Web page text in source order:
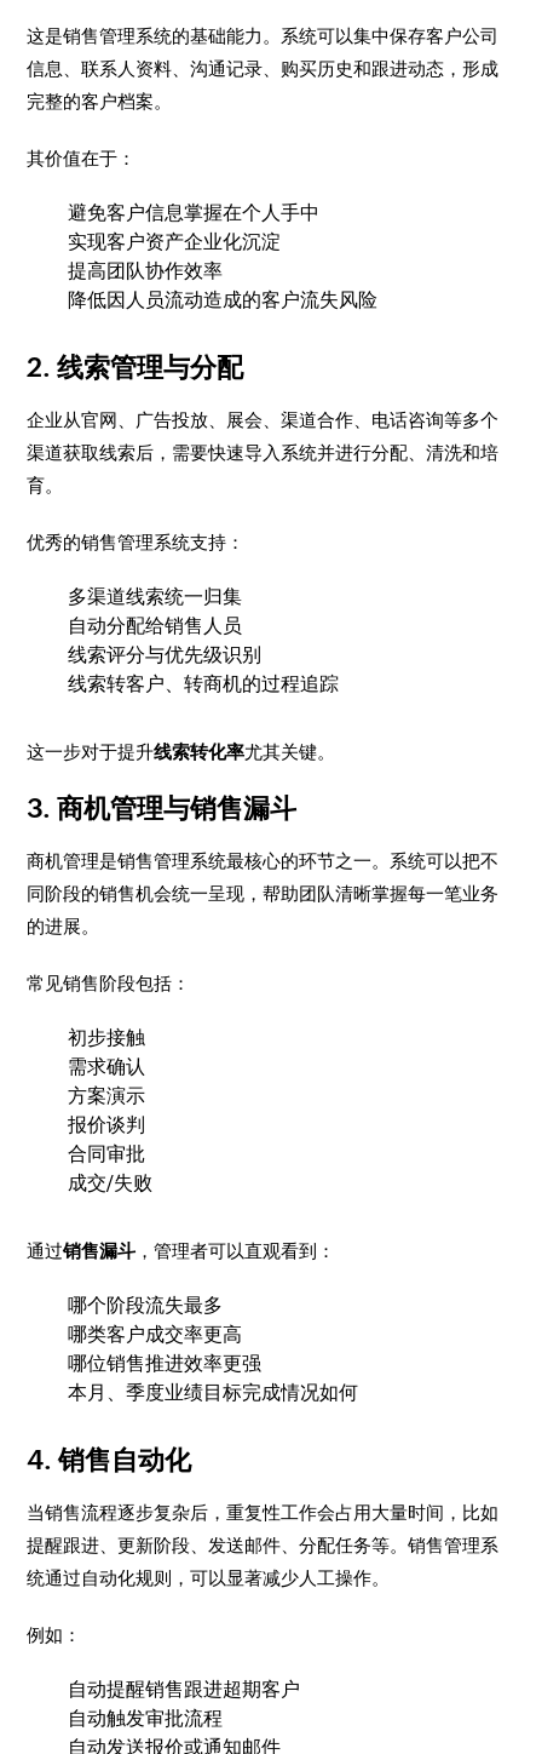
这是销售管理系统的基础能力。系统可以集中保存客户公司
信息、联系人资料、沟通记录、购买历史和跟进动态，形成
完整的客户档案。
其价值在于：
避免客户信息掌握在个人手中
实现客户资产企业化沉淀
提高团队协作效率
降低因人员流动造成的客户流失风险
2. 线索管理与分配
企业从官网、广告投放、展会、渠道合作、电话咨询等多个
渠道获取线索后，需要快速导入系统并进行分配、清洗和培
育。
优秀的销售管理系统支持：
多渠道线索统一归集
自动分配给销售人员
线索评分与优先级识别
线索转客户、转商机的过程追踪
这一步对于提升线索转化率尤其关键。
3. 商机管理与销售漏斗
商机管理是销售管理系统最核心的环节之一。系统可以把不
同阶段的销售机会统一呈现，帮助团队清晰掌握每一笔业务
的进展。
常见销售阶段包括：
初步接触
需求确认
方案演示
报价谈判
合同审批
成交/失败
通过销售漏斗 ，管理者可以直观看到：
哪个阶段流失最多
哪类客户成交率更高
哪位销售推进效率更强
本月、季度业绩目标完成情况如何
4. 销售自动化
当销售流程逐步复杂后，重复性工作会占用大量时间，比如
提醒跟进、更新阶段、发送邮件、分配任务等。销售管理系
统通过自动化规则，可以显著减少人工操作。
例如：
自动提醒销售跟进超期客户
自动触发审批流程
自动发送报价或通知邮件